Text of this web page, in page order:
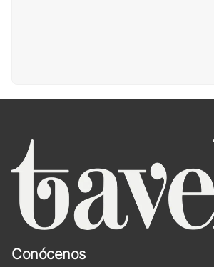
Conócenos